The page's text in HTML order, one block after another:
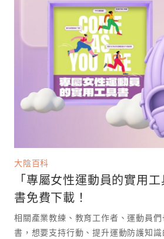
大陰百科
「專屬女性運動員的實用
書免費下載！
相關產業教練、教育工作者、運動員
書，想要支持行動、提升運動防護知